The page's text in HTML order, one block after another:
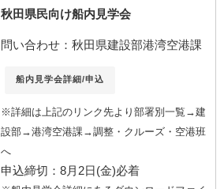
秋田県民向け船内見学会
問い合わせ：秋田県建設部港湾空港課
船内見学会詳細/申込
※詳細は上記のリンク先より部署別一覧→建
設部→港湾空港課→調整・クルーズ・空港班
へ
申込締切：8月2日(金)必着